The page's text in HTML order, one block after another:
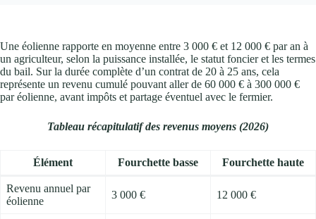
Une éolienne rapporte en moyenne entre 3 000 € et 12 000 € par an à
un agriculteur, selon la puissance installée, le statut foncier et les termes
du bail. Sur la durée complète d’un contrat de 20 à 25 ans, cela
représente un revenu cumulé pouvant aller de 60 000 € à 300 000 €
par éolienne, avant impôts et partage éventuel avec le fermier.
Tableau récapitulatif des revenus moyens (2026)
Élément Fourchette basse Fourchette haute
Revenu annuel par
éolienne
3 000 € 12 000 €